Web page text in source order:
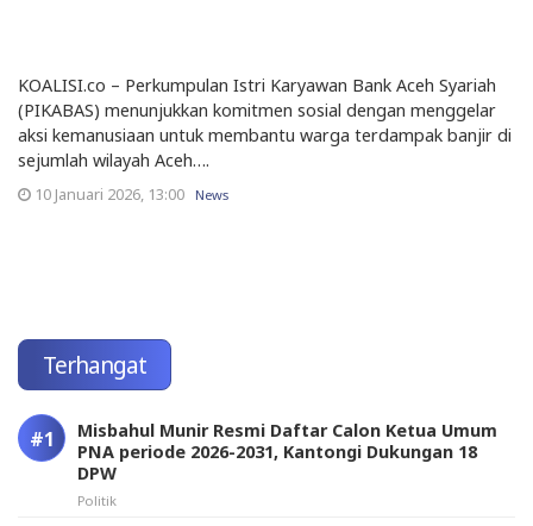
KOALISI.co – Perkumpulan Istri Karyawan Bank Aceh Syariah
(PIKABAS) menunjukkan komitmen sosial dengan menggelar
aksi kemanusiaan untuk membantu warga terdampak banjir di
sejumlah wilayah Aceh….
10 Januari 2026, 13:00 News
Terhangat
Misbahul Munir Resmi Daftar Calon Ketua Umum
PNA periode 2026-2031, Kantongi Dukungan 18
DPW
Politik